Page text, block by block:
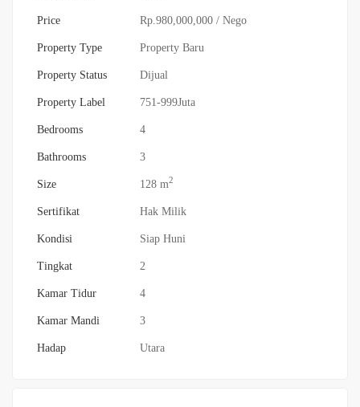
Price Rp.980,000,000 / Nego
Property Type Property Baru
Property Status Dijual
Property Label 751-999Juta
Bedrooms 4
Bathrooms 3
Size 128 m2
Sertifikat Hak Milik
Kondisi Siap Huni
Tingkat 2
Kamar Tidur 4
Kamar Mandi 3
Hadap Utara